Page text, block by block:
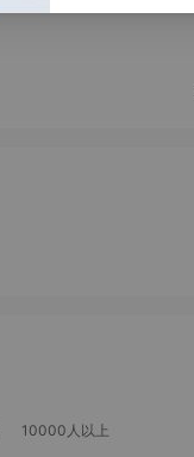
10000人以上